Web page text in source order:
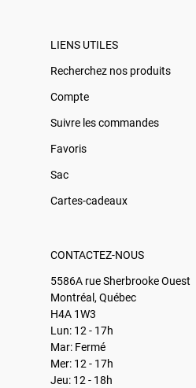
LIENS UTILES
Recherchez nos produits
Compte
Suivre les commandes
Favoris
Sac
Cartes-cadeaux
CONTACTEZ-NOUS
5586A rue Sherbrooke Ouest
Montréal, Québec
H4A 1W3
Lun: 12 - 17h
Mar: Fermé
Mer: 12 - 17h
Jeu: 12 - 18h